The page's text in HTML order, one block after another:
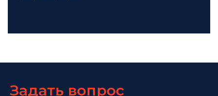
Задать вопрос